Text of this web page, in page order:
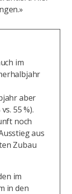
im
aber
55 %).
noch
aus
Zubau
im
in den